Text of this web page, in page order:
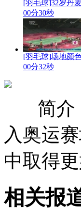
[羽毛球]32岁丹
00分30秒
[羽毛球]场地颜
00分32秒
简介
入奥运
中取得更
相关报